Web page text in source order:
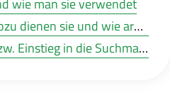
wie man sie verwendet
WordPress Widgets: Wozu dienen sie und wie arbeitet man mit ihnen?
SEO beim WordPress bzw. Einstieg in die Suchmaschinenoptimierung